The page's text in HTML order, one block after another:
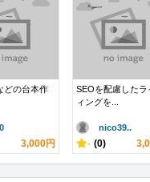
どの台本作
3,000円
SEOを配慮したラ
ィングを...
nico39..
- (0)